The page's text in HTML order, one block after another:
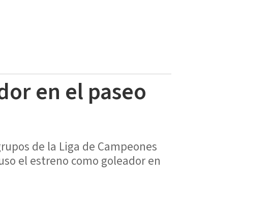
en el paseo
de la Liga de Campeones
el estreno como goleador en